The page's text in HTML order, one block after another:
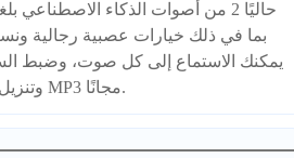
يمكنك الاستماع إلى كل صوت، وضبط
وتنزيل ملفك الصوتي بصيغة MP3 مجانًا.